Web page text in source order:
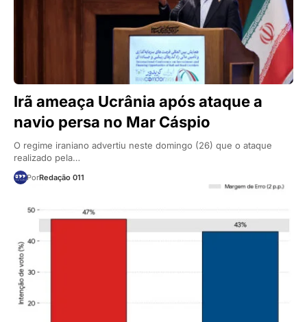
Irã ameaça Ucrânia após ataque a
navio persa no Mar Cáspio
O regime iraniano advertiu neste domingo (26) que o ataque
realizado pela…
PorRedação 011